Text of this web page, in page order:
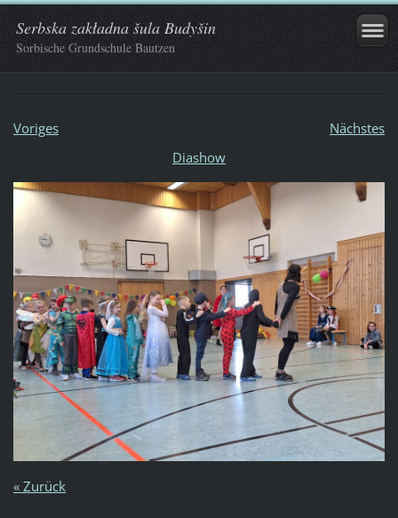
Serbska zakładna šula Budyšin
Sorbische Grundschule Bautzen
Voriges
Nächstes
Diashow
« Zurück